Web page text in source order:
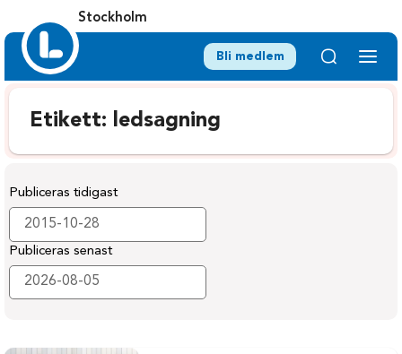
Stockholm
Bli medlem
Etikett: ledsagning
Publiceras tidigast
Publiceras senast